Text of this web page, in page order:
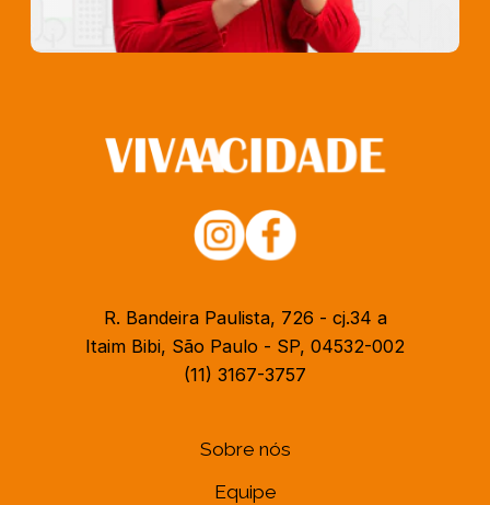
R. Bandeira Paulista, 726 - cj.34 a
Itaim Bibi, São Paulo - SP, 04532-002
(11) 3167-3757
Sobre nós
Equipe